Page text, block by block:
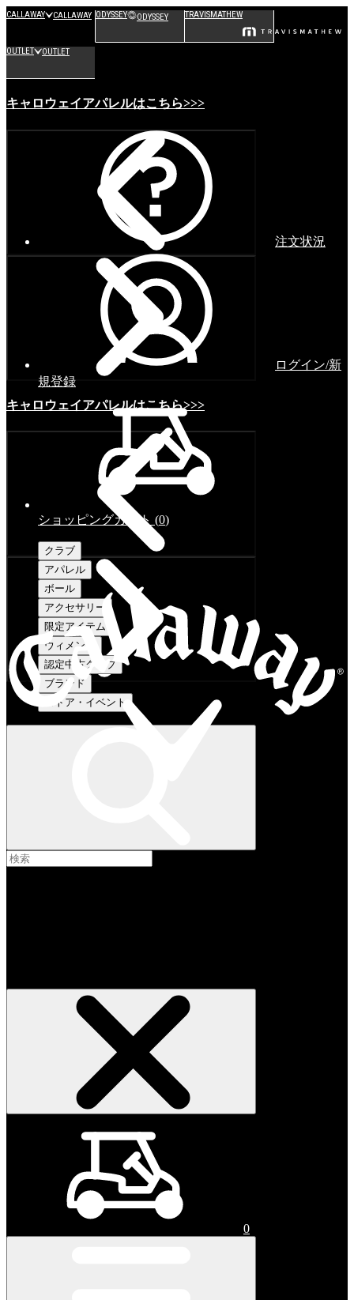
CALLAWAY CALLAWAY ODYSSEY ODYSSEY TRAVISMATHEW
OUTLET OUTLET
キャロウェイアパレルはこちら>>>
キャロウェイアパレルはこちら>>>
注文状況
ログイン/新
規登録
ショッピングカート (0)
クラブ
アパレル
ボール
アクセサリー
限定アイテム
ウィメンズ
認定中古クラブ
ブランド
ストア・イベント
0